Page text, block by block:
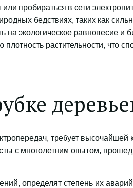
пробираться в сети
бедствиях, таких как
на экологическое равновесие и
растительности, что
требует высочайшей
с многолетним опытом,
определят степень их